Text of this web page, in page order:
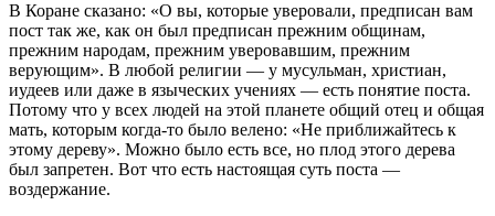
В Коране сказано: «О вы, которые уверовали, предписан вам
пост так же, как он был предписан прежним общинам,
прежним народам, прежним уверовавшим, прежним
верующим». В любой религии — у мусульман, христиан,
иудеев или даже в языческих учениях — есть понятие поста.
Потому что у всех людей на этой планете общий отец и общая
мать, которым когда-то было велено: «Не приближайтесь к
этому дереву». Можно было есть все, но плод этого дерева
был запретен. Вот что есть настоящая суть поста —
воздержание.